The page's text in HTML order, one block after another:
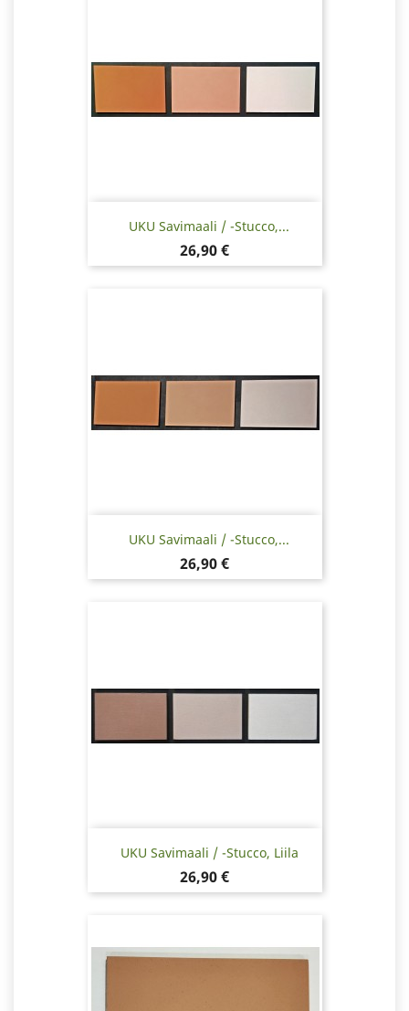
UKU Savimaali / -stucco,...
Hinta
26,90 €
UKU Savimaali / -stucco,...
Hinta
26,90 €
UKU Savimaali / -stucco, Liila
Hinta
26,90 €